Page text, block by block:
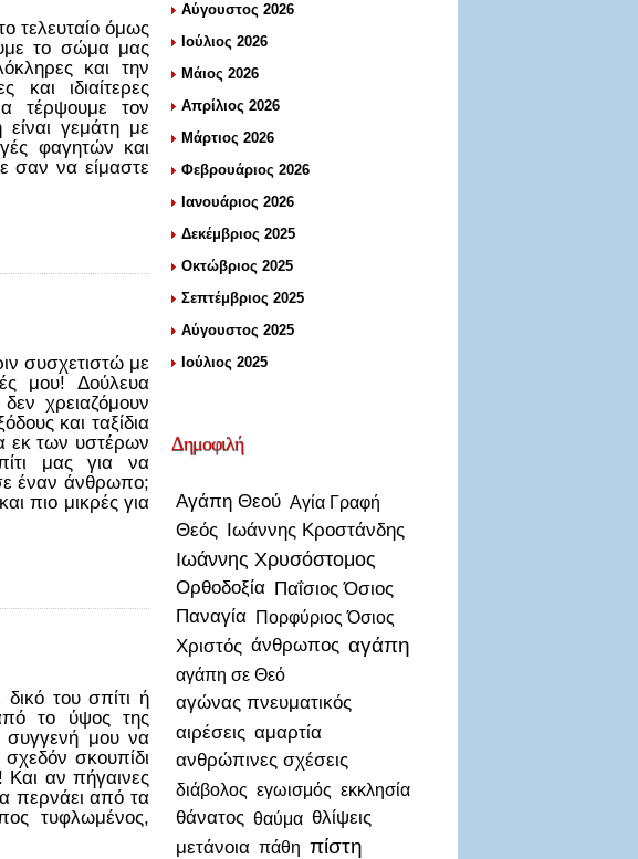
τελευταίο όμως
το σώμα μας
και την
και ιδιαίτερες
τέρψουμε τον
γεμάτη με
φαγητών και
σαν να είμαστε
συσχετιστώ με
μου! Δούλευα
χρειαζόμουν
και ταξίδια
εκ των υστέρων
μας για να
έναν άνθρωπο;
πιο μικρές για
του σπίτι ή
το ύψος της
συγγενή μου να
σχεδόν σκουπίδι
Και αν πήγαινες
περνάει από τα
τυφλωμένος,
Αύγουστος 2026
Ιούλιος 2026
Μάιος 2026
Απρίλιος 2026
Μάρτιος 2026
Φεβρουάριος 2026
Ιανουάριος 2026
Δεκέμβριος 2025
Οκτώβριος 2025
Σεπτέμβριος 2025
Αύγουστος 2025
Ιούλιος 2025
Δημοφιλή
Αγάπη Θεού Αγία Γραφή
Θεός Ιωάννης Κροστάνδης
Ιωάννης Χρυσόστομος
Ορθοδοξία Παΐσιος Όσιος
Παναγία Πορφύριος Όσιος
Χριστός άνθρωπος αγάπη
αγάπη σε Θεό
αγώνας πνευματικός
αιρέσεις αμαρτία
ανθρώπινες σχέσεις
διάβολος εγωισμός εκκλησία
θάνατος θαύμα θλίψεις
μετάνοια πάθη πίστη